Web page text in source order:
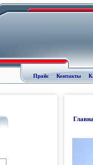
Прайс Контакты